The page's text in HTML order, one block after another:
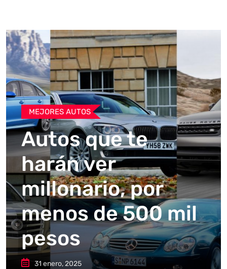
MEJORES AUTOS
Autos que te
harán ver
millonario, por
menos de 500 mil
pesos
31 enero, 2025